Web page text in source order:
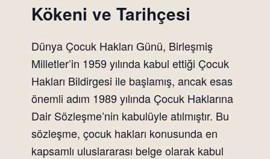
Kökeni ve Tarihçesi
Dünya Çocuk Hakları Günü, Birleşmiş
Milletler’in 1959 yılında kabul ettiği Çocuk
Hakları Bildirgesi ile başlamış, ancak esas
önemli adım 1989 yılında Çocuk Haklarına
Dair Sözleşme’nin kabulüyle atılmıştır. Bu
sözleşme, çocuk hakları konusunda en
kapsamlı uluslararası belge olarak kabul